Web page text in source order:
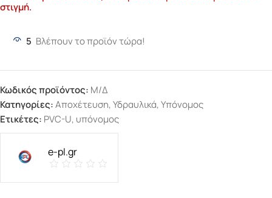
στιγμή.
5 Βλέπουν το προϊόν τώρα!
Κωδικός προϊόντος: Μ/Δ
Κατηγορίες:Αποχέτευση,Υδραυλικά,Υπόνομος
Ετικέτες: PVC-U, υπόνομος
e-pl.gr